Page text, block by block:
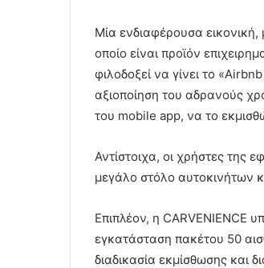
Μία ενδιαφέρουσα εικονική,
οποίο είναι προϊόν
φιλοδοξεί να γίνει το
αξιοποίηση του αδρανούς
του mobile app, να το
Αντίστοιχα, οι χρήστες της
μεγάλο στόλο αυτοκινήτων
Επιπλέον, η CARVENIENCE
εγκατάσταση πακέτου 50
διαδικασία εκμίσθωσης και